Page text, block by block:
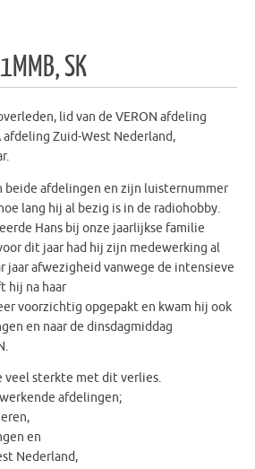
SK
lid van de VERON afdeling
afdeling Zuid-West Nederland,
beide afdelingen en zijn luisternummer
lang hij al bezig is in de radiohobby.
Hans bij onze jaarlijkse familie
dit jaar had hij zijn medewerking al
jaar afwezigheid vanwege de intensieve
hij na haar
voorzichtig opgepakt en kwam hij ook
en naar de dinsdagmiddag
veel sterkte met dit verlies.
afdelingen;
en
Nederland,